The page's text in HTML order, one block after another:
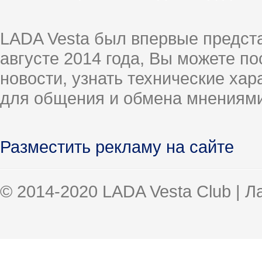
LADA Vesta был впервые
августе 2014 года, Вы можете
новости, узнать технические
для общения и обмена
Разместить рекламу на сайте
© 2014-2020 LADA Vesta Club |